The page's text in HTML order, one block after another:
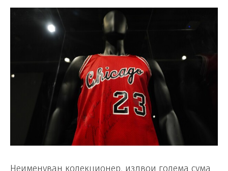
Неименуван колекционер, издвои голема сума